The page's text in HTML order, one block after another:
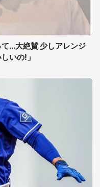
...大絶賛 少しアレンジ
いの!」